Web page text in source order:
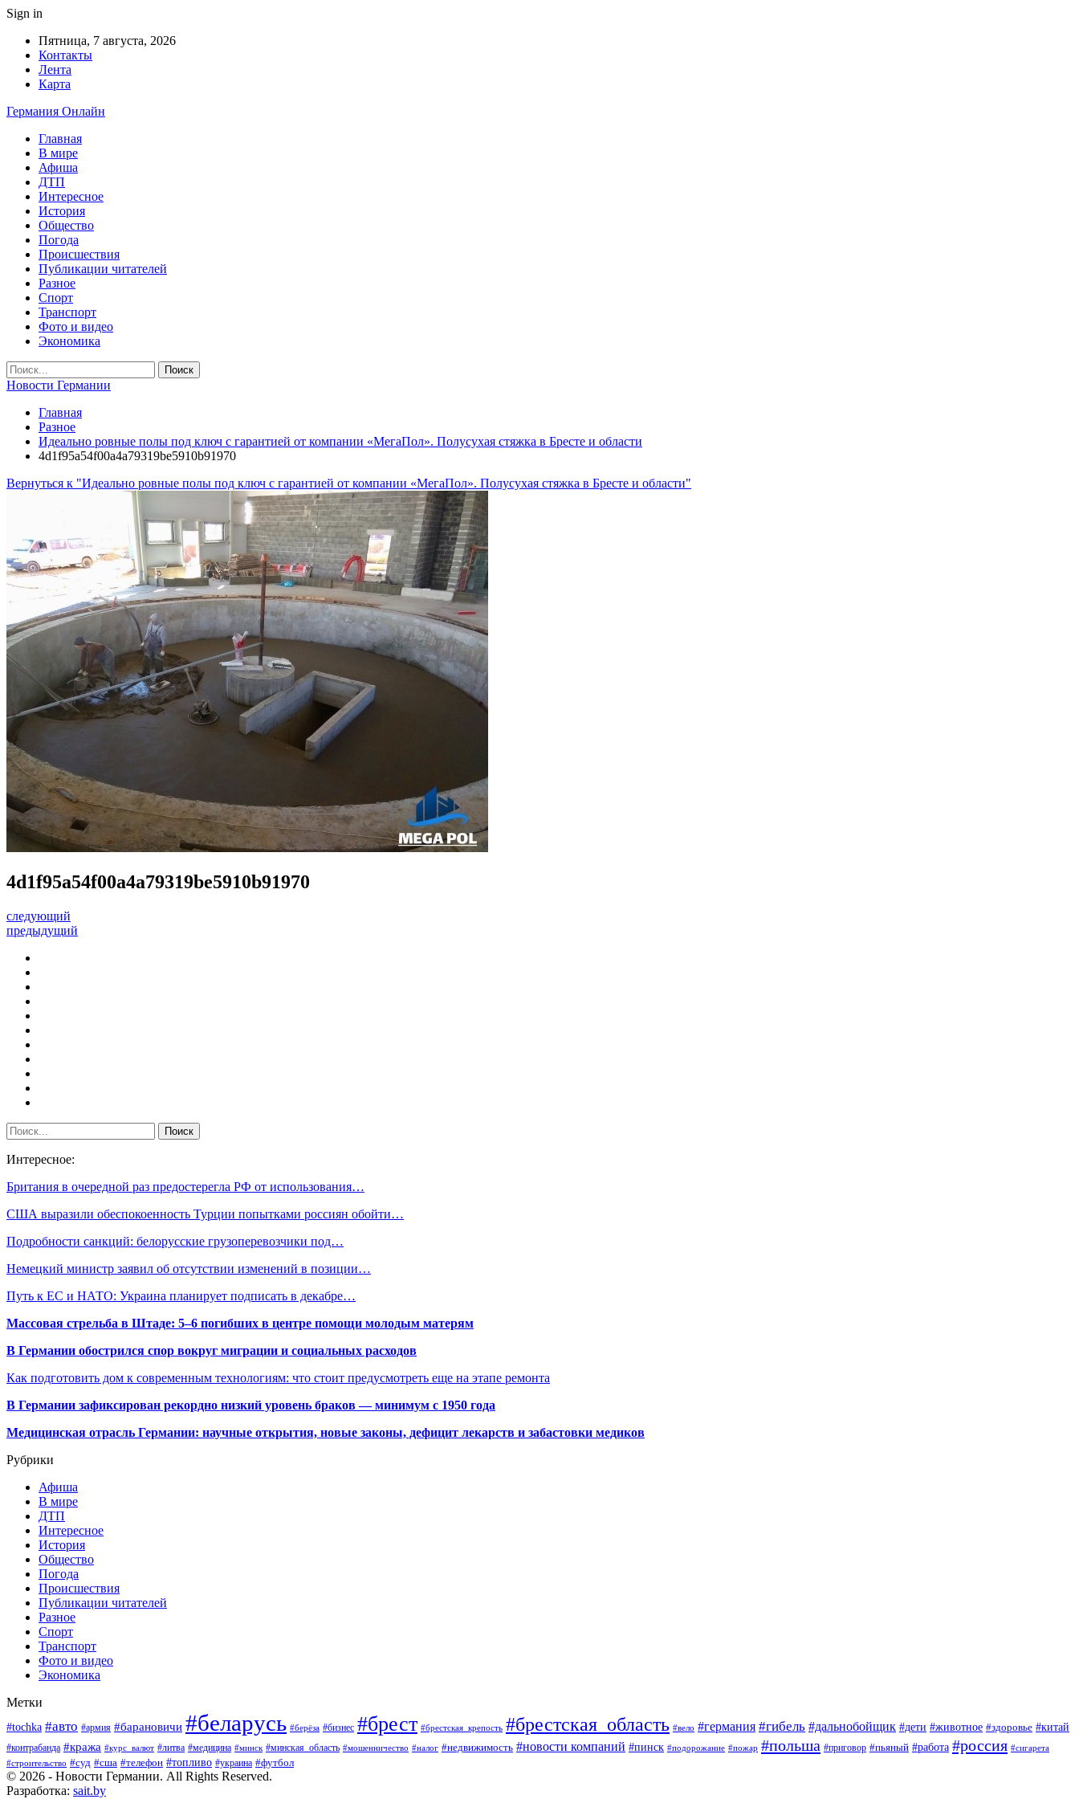
Sign in
Пятница, 7 августа, 2026
Контакты
Лента
Карта
Германия Онлайн
Главная
В мире
Афиша
ДТП
Интересное
История
Общество
Погода
Происшествия
Публикации читателей
Разное
Спорт
Транспорт
Фото и видео
Экономика
Новости Германии
Главная
Разное
Идеально ровные полы под ключ с гарантией от компании «МегаПол». Полусухая стяжка в Бресте и области
4d1f95a54f00a4a79319be5910b91970
Вернуться к "Идеально ровные полы под ключ с гарантией от компании «МегаПол». Полусухая стяжка в Бресте и области"
4d1f95a54f00a4a79319be5910b91970
следующий
предыдущий
Интересное:
Британия в очередной раз предостерегла РФ от использования…
США выразили обеспокоенность Турции попытками россиян обойти…
Подробности санкций: белорусские грузоперевозчики под…
Немецкий министр заявил об отсутствии изменений в позиции…
Путь к ЕС и НАТО: Украина планирует подписать в декабре…
Массовая стрельба в Штаде: 5–6 погибших в центре помощи молодым матерям
В Германии обострился спор вокруг миграции и социальных расходов
Как подготовить дом к современным технологиям: что стоит предусмотреть еще на этапе ремонта
В Германии зафиксирован рекордно низкий уровень браков — минимум с 1950 года
Медицинская отрасль Германии: научные открытия, новые законы, дефицит лекарств и забастовки медиков
Рубрики
Афиша
В мире
ДТП
Интересное
История
Общество
Погода
Происшествия
Публикации читателей
Разное
Спорт
Транспорт
Фото и видео
Экономика
Метки
#tochka #авто #армия #барановичи #беларусь #берёза #бизнес #брест #брестская_крепость #брестская_область #вело #германия #гибель #дальнобойщик #дети #животное #здоровье #китай
#контрабанда #кража #курс_валют #литва #медицина #минск #минская_область #мошенничество #налог #недвижимость #новости компаний #пинск #подорожание #пожар #польша #приговор #пьяный #работа #россия #сигарета
#строительство #суд #сша #телефон #топливо #украина #футбол
© 2026 - Новости Германии. All Rights Reserved.
Разработка: sait.by